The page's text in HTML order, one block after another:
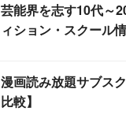
芸能界を志す10代
ィション・スクール
漫画読み放題サブス
比較】